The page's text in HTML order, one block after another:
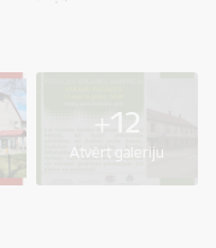
+12
Atvērt galeriju